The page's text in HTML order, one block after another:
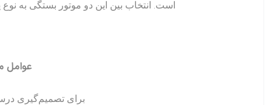
است. انتخاب بین این دو موتور بستگی به نوع
عوامل
برای تصمیم‌گیری